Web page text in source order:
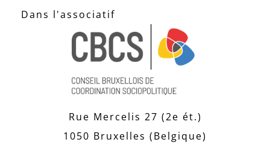
Dans l'associatif
Rue Mercelis 27 (2e ét.)
1050 Bruxelles (Belgique)